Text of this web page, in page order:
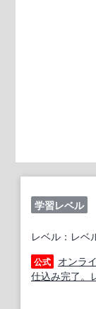
学習レベル
レベル：レベ
公式
オンラ
仕込み完了。